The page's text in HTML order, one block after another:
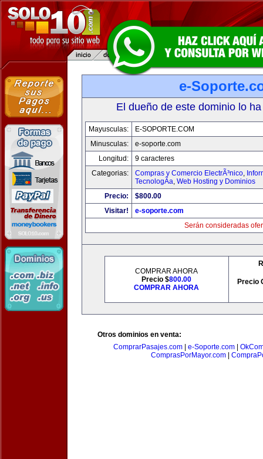
e-
El dueño de este dominio lo
Mayusculas:
E-SOPORTE.COM
Minusculas:
e-soporte.com
Longitud:
9 caracteres
Categorias:
Compras y Comercio ElectrÃ³nico,
TecnologÃ­a, Web Hosting y Dominios
Precio:
$800.00
Visitar!
e-soporte.com
Serán consideradas
COMPRAR AHORA
Precio $800.00
COMPRAR AHORA
Precio
Otros dominios en venta:
ComprarPasajes.com
e-Soporte.com
ComprasPorMayor.com|